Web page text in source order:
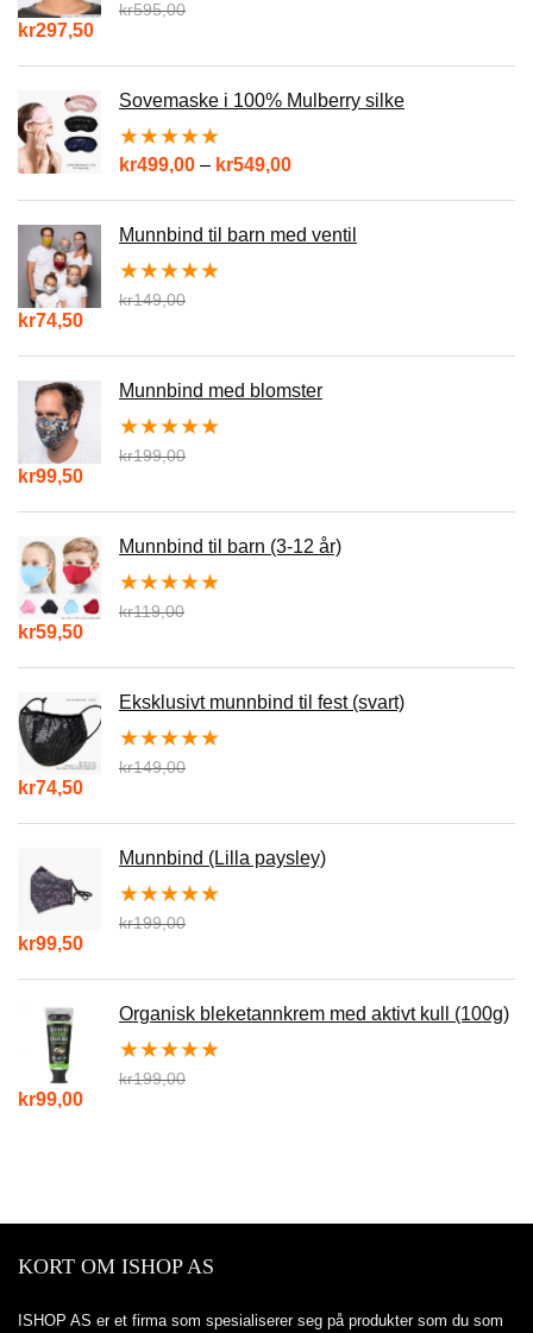
kr595,00
kr297,50
Sovemaske i 100% Mulberry silke
★★★★★
kr499,00 – kr549,00
Munnbind til barn med ventil
★★★★★
kr149,00
kr74,50
Munnbind med blomster
★★★★★
kr199,00
kr99,50
Munnbind til barn (3-12 år)
★★★★★
kr119,00
kr59,50
Eksklusivt munnbind til fest (svart)
★★★★★
kr149,00
kr74,50
Munnbind (Lilla paysley)
★★★★★
kr199,00
kr99,50
Organisk bleketannkrem med aktivt kull (100g)
★★★★★
kr199,00
kr99,00
KORT OM ISHOP AS
ISHOP AS er et firma som spesialiserer seg på produkter som du som